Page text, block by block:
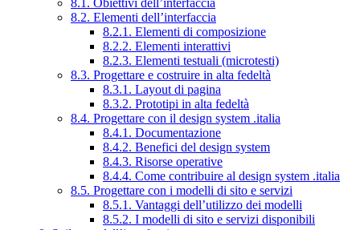
8.1. Obiettivi dell’interfaccia
8.2. Elementi dell’interfaccia
8.2.1. Elementi di composizione
8.2.2. Elementi interattivi
8.2.3. Elementi testuali (microtesti)
8.3. Progettare e costruire in alta fedeltà
8.3.1. Layout di pagina
8.3.2. Prototipi in alta fedeltà
8.4. Progettare con il design system .italia
8.4.1. Documentazione
8.4.2. Benefici del design system
8.4.3. Risorse operative
8.4.4. Come contribuire al design system .italia
8.5. Progettare con i modelli di sito e servizi
8.5.1. Vantaggi dell’utilizzo dei modelli
8.5.2. I modelli di sito e servizi disponibili